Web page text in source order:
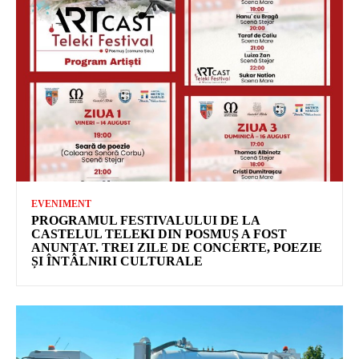
EVENIMENT
PROGRAMUL FESTIVALULUI DE LA
CASTELUL TELEKI DIN POSMUȘ A FOST
ANUNȚAT. TREI ZILE DE CONCERTE, POEZIE
ȘI ÎNTÂLNIRI CULTURALE